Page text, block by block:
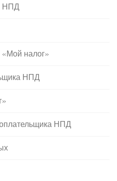
НПД
налог»
НПД
НПД